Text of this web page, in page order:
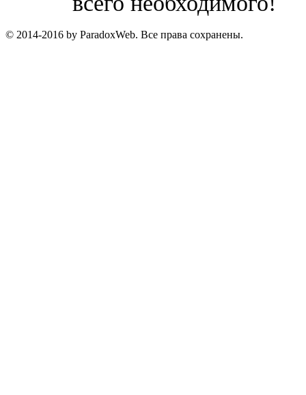
© 2014-2016 by ParadoxWeb. Все права сохранены.